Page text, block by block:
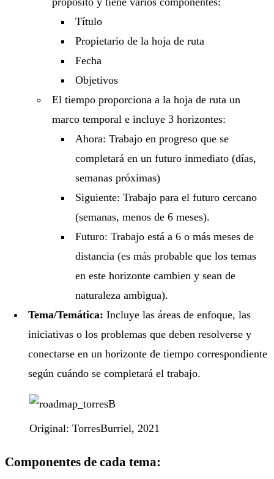
Título
Propietario de la hoja de ruta
Fecha
Objetivos
El tiempo proporciona a la hoja de ruta un
marco temporal e incluye 3 horizontes:
Ahora: Trabajo en progreso que se
completará en un futuro inmediato (días,
semanas próximas)
Siguiente: Trabajo para el futuro cercano
(semanas, menos de 6 meses).
Futuro: Trabajo está a 6 o más meses de
distancia (es más probable que los temas
en este horizonte cambien y sean de
naturaleza ambigua).
Tema/Temática: Incluye las áreas de enfoque, las
iniciativas o los problemas que deben resolverse y
conectarse en un horizonte de tiempo correspondiente
según cuándo se completará el trabajo.
Original: TorresBurriel, 2021
Componentes de cada tema: